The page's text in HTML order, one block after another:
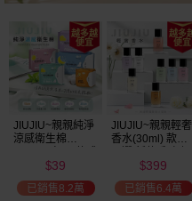
JIUJIU~親親純淨
涼感衛生棉
$39
已銷售8.2萬
JIUJIU~親親輕奢
香水(30ml) 款式
市/平替香水/大牌
香水/大牌平替
$399
已銷售6.4萬